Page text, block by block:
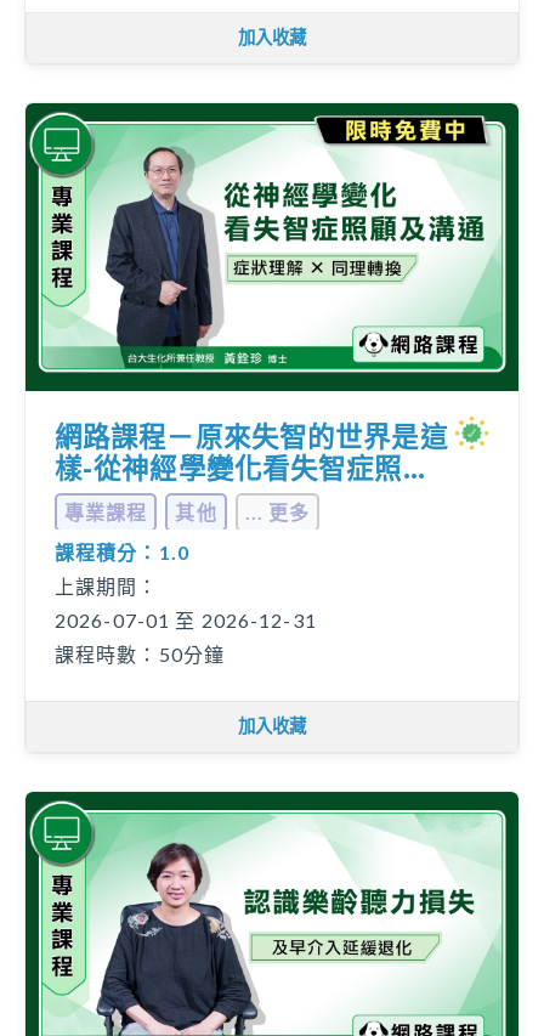
加入收藏
網路課程－原來失智的世界是這
樣-從神經學變化看失智症照顧
及溝通
專業課程 其他
... 更多
課程積分：1.0
上課期間：
2026-07-01 至 2026-12-31
課程時數：50分鐘
加入收藏